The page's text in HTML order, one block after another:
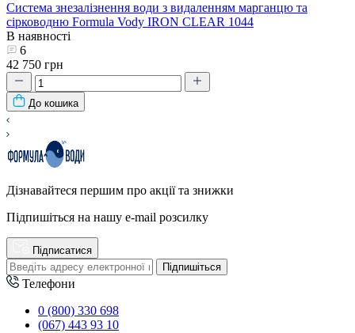
Система знезалізнення води з видаленням марганцю та
сірководню Formula Vody IRON CLEAR 1044
В наявності
6
42 750 грн
До кошика
Дізнавайтеся першим про акції та знижки
Підпишіться на нашу e-mail розсилку
Підписатися
Підпишіться
Телефони
0 (800) 330 698
(067) 443 93 10